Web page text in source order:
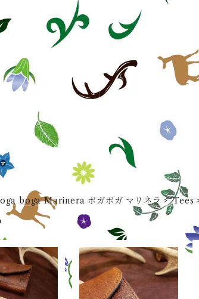
boga Marinera ボガボガ マリネラ Tees